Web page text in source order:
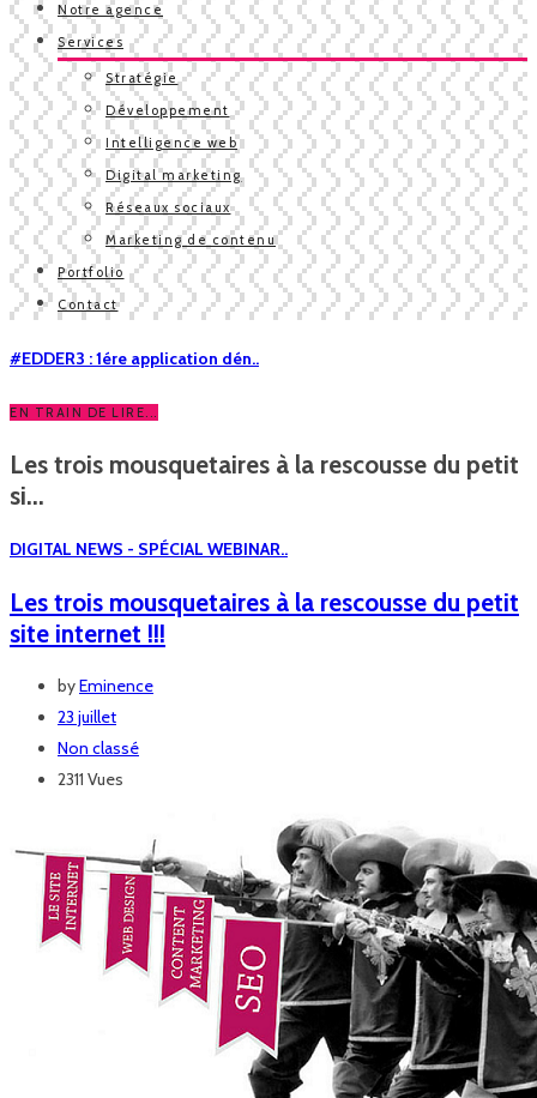
Notre agence
Services
Stratégie
Développement
Intelligence web
Digital marketing
Réseaux sociaux
Marketing de contenu
Portfolio
Contact
#EDDER3 : 1ére application dén..
EN TRAIN DE LIRE...
Les trois mousquetaires à la rescousse du petit
si...
DIGITAL NEWS - SPÉCIAL WEBINAR..
Les trois mousquetaires à la rescousse du petit
site internet !!!
byEminence
23 juillet
Non classé
2311 Vues